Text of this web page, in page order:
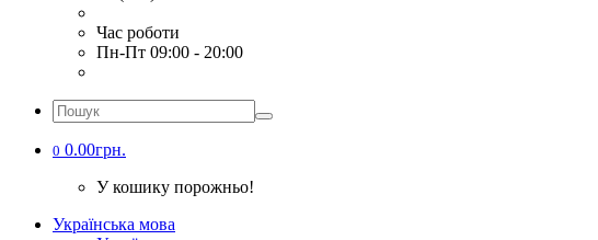
Час роботи
Пн-Пт 09:00 - 20:00
0 0.00грн.
У кошику порожньо!
Українська мова